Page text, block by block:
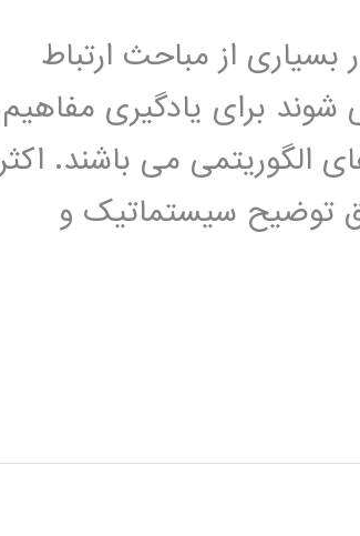
از مباحث ارتباط
برای یادگیری مفاهیم
الگوریتمی می باشند. اکثر
توضیح سیستماتیک و